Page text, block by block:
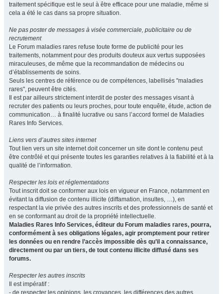
traitement spécifique est le seul à être efficace pour une maladie, même si
cela a été le cas dans sa propre situation.
Ne pas poster de messages à visée commerciale, publicitaire ou de
recrutement
Le Forum maladies rares refuse toute forme de publicité pour les
traitements, notamment pour des produits douteux aux vertus supposées
miraculeuses, de même que la recommandation de médecins ou
d’établissements de soins.
Seuls les centres de référence ou de compétences, labellisés "maladies
rares", peuvent être cités.
Il est par ailleurs strictement interdit de poster des messages visant à
recruter des patients ou leurs proches, pour toute enquête, étude, action de
communication… à finalité lucrative ou sans l’accord formel de Maladies
Rares Info Services.
Liens vers d’autres sites internet
Tout lien vers un site internet doit concerner un site dont le contenu peut
être contrôlé et qui présente toutes les garanties relatives à la fiabilité et à la
qualité de l’information.
Respecter les lois et réglementations
Tout inscrit doit se conformer aux lois en vigueur en France, notamment en
évitant la diffusion de contenu illicite (diffamation, insultes, …), en
respectant la vie privée des autres inscrits et des professionnels de santé et
en se conformant au droit de la propriété intellectuelle.
Maladies Rares Info Services, éditeur du Forum maladies rares, pourra,
conformément à ses obligations légales, agir promptement pour retirer
les données ou en rendre l’accès impossible dès qu’il a connaissance,
directement ou par un tiers, de tout contenu illicite diffusé dans ses
forums.
Respecter les autres inscrits
Il est impératif :
- de respecter les opinions, les croyances, les différences des autres